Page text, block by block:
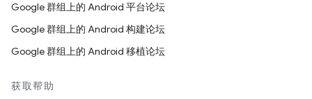
Google 群组上的 Android 平台论坛
Google 群组上的 Android 构建论坛
Google 群组上的 Android 移植论坛
获取帮助